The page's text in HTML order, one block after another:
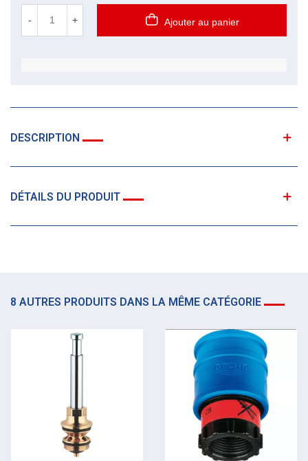
- + Ajouter au panier
DESCRIPTION
DÉTAILS DU PRODUIT
8 AUTRES PRODUITS DANS LA MÊME CATÉGORIE